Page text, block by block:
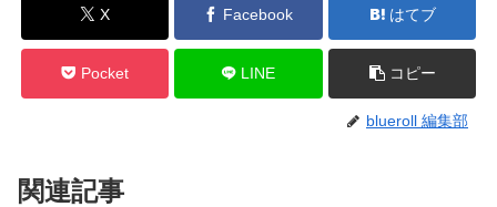
X Facebook はてブ
Pocket LINE コピー
blueroll 編集部
関連記事